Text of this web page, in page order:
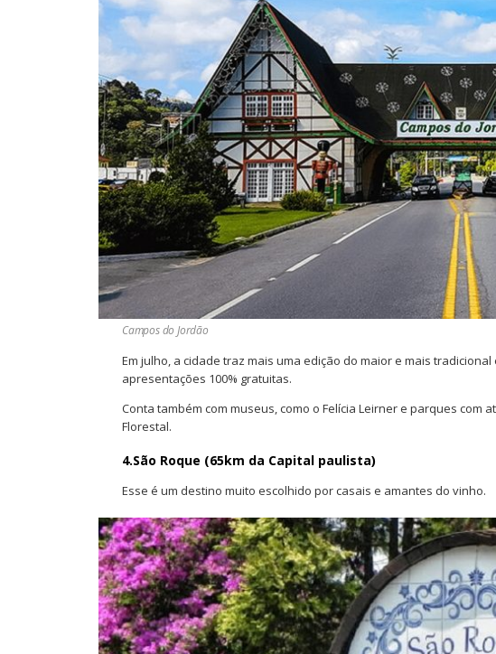
Campos do Jordão
Em julho, a cidade traz mais uma edição do maior e mais
apresentações 100% gratuitas.
Conta também com museus, como o Felícia Leirner e parques com
Florestal.
4.São Roque (65km da Capital paulista)
Esse é um destino muito escolhido por casais e amantes do vinho.